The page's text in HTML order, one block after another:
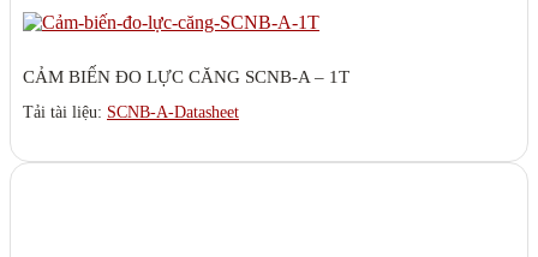
CẢM BIẾN ĐO LỰC CĂNG SCNB-A – 1T
Tải tài liệu: SCNB-A-Datasheet